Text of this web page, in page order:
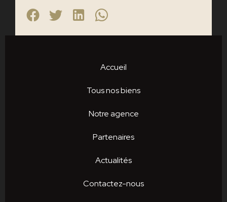
Accueil
Tous nos biens
Notre agence
Partenaires
Actualités
Contactez-nous